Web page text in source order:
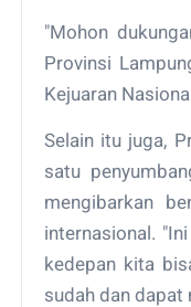
"Mohon
Provinsi
Kejuaran
Selain itu juga,
satu
mengibarkan
internasional.
kedepan kita
sudah dan dapat